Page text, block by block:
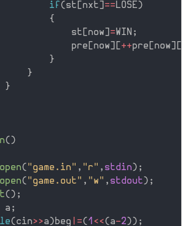
if ( st nxt == LOSE )
{
st
now =WIN ;
pre
now ++pre now
}
}
}
( )
( "game.in" , "r" , stdin ) ;
( "game.out" , "w" , stdout ) ;
( ) ;
a ;
( cin>>a ) beg =( 1 <<( a-2 ) ) ;